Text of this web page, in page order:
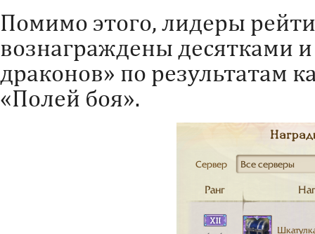
Помимо этого, лидеры
вознаграждены десятками
драконов» по результатам
«Полей боя».